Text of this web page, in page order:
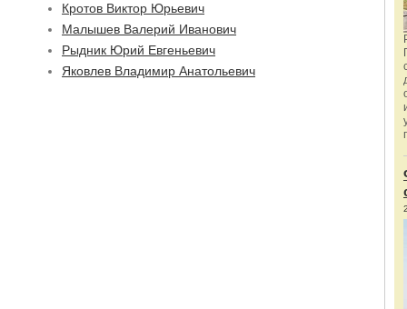
Кротов Виктор Юрьевич
Малышев Валерий Иванович
Рыдник Юрий Евгеньевич
Яковлев Владимир Анатольевич